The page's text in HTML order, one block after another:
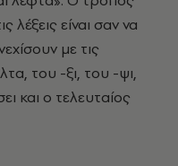
είναι σαν να
με τις
του -ξι, του -ψι,
και ο τελευταίος